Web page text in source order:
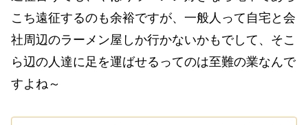
こち遠征するのも余裕ですが、一般人って自宅と会
社周辺のラーメン屋しか行かないかもでして、そこ
ら辺の人達に足を運ばせるってのは至難の業なんで
すよね～